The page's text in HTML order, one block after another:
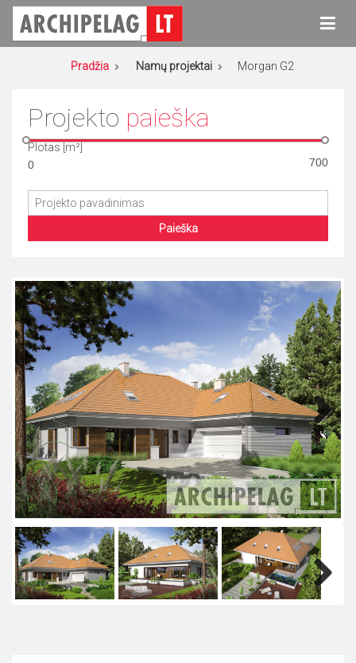
Eiti
turinio
Archipelag
Namų projektai
Pradžia Namų projektai Morgan G2
Projekto paieška
Plotas [m²]
Paieška
Next